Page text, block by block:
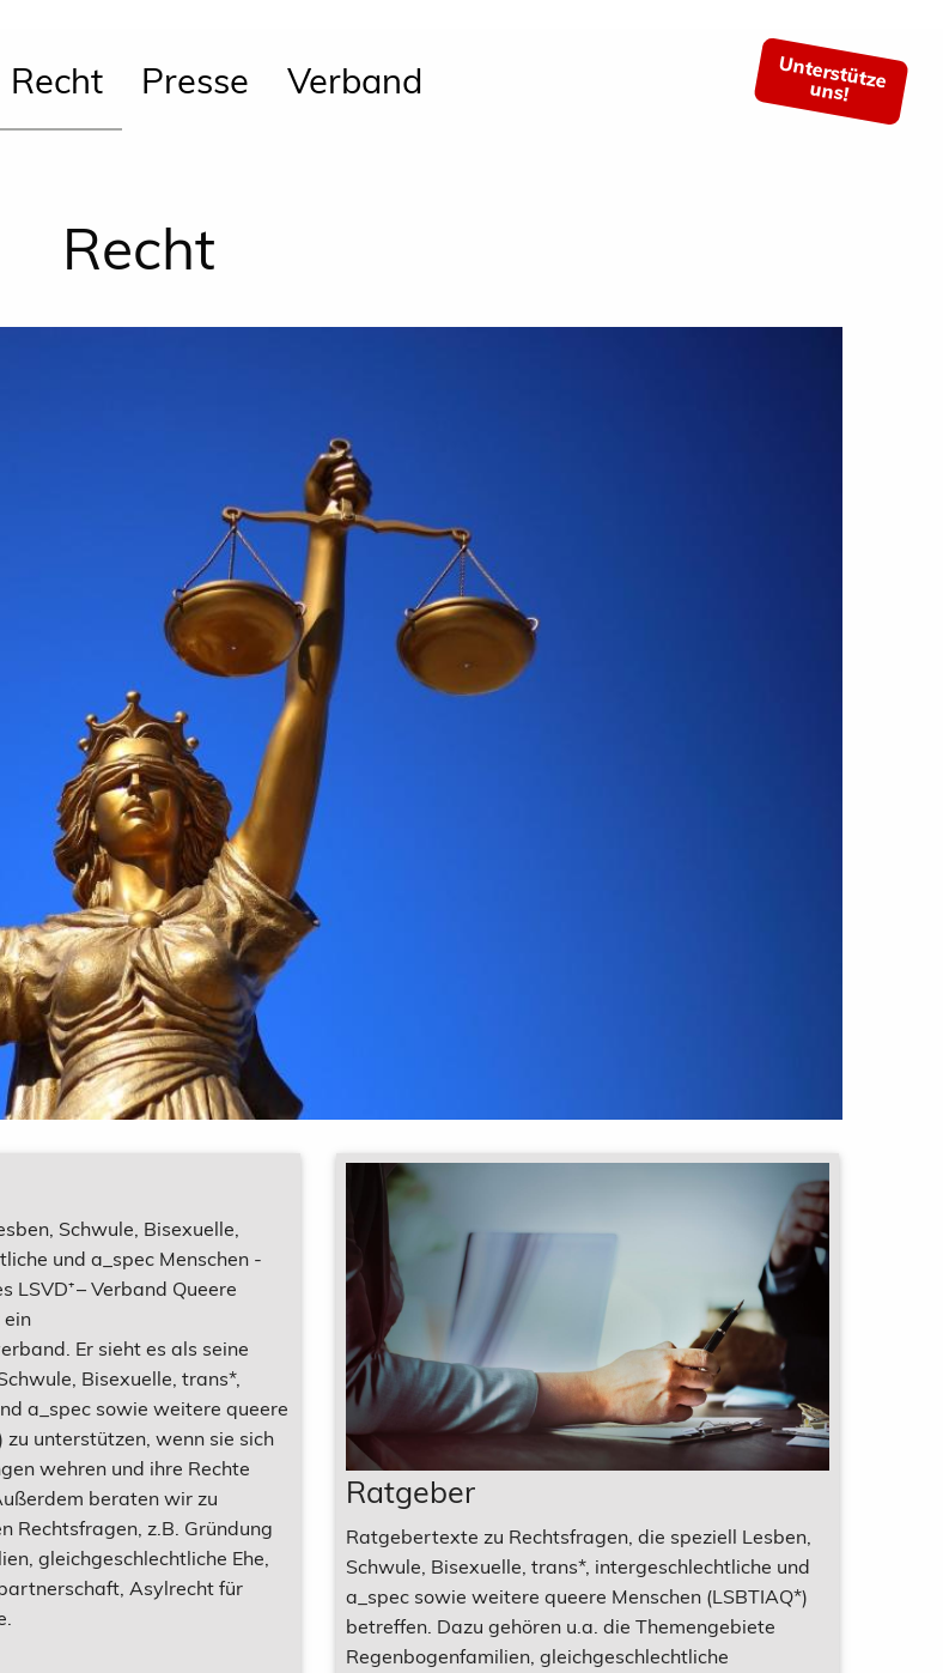
Recht Presse Verband Unterstütze
uns!
Recht
Schwule, Bisexuelle,
und a_spec Menschen -
LSVD⁺ – Verband Queere
ein
Er sieht es als seine
Bisexuelle, trans*,
a_spec sowie weitere queere
zu unterstützen, wenn sie sich
wehren und ihre Rechte
beraten wir zu
Rechtsfragen, z.B. Gründung
gleichgeschlechtliche Ehe,
Asylrecht für
Ratgeber
Ratgebertexte zu Rechtsfragen, die speziell Lesben,
Schwule, Bisexuelle, trans*, intergeschlechtliche und
a_spec sowie weitere queere Menschen (LSBTIAQ*)
betreffen. Dazu gehören u.a. die Themengebiete
Regenbogenfamilien, gleichgeschlechtliche